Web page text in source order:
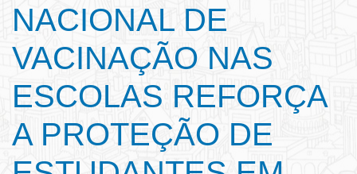
NACIONAL DE
VACINAÇÃO NAS
ESCOLAS REFORÇA
A PROTEÇÃO DE